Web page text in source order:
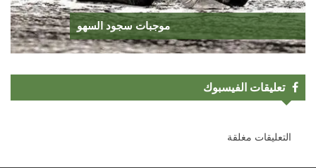
موجبات سجود السهو
تعليقات الفيسبوك
التعليقات مغلقة